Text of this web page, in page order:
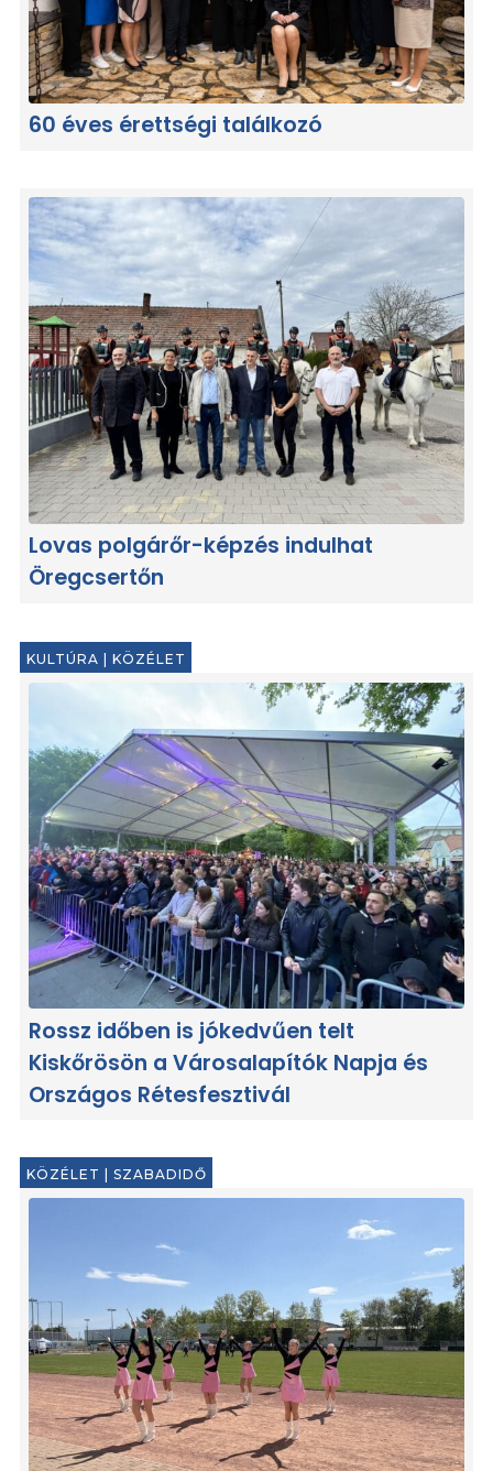
60 éves érettségi találkozó
Lovas polgárőr-képzés indulhat
Öregcsertőn
KULTÚRA | KÖZÉLET
Rossz időben is jókedvűen telt
Kiskőrösön a Városalapítók Napja és
Országos Rétesfesztivál
KÖZÉLET SZABADIDŐ